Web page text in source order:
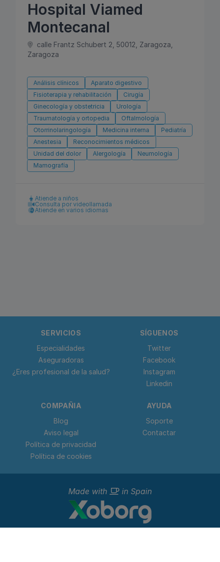
Hospital Viamed
Montecanal
calle Frantz Schubert 2, 50012, Zaragoza,
Zaragoza
Análisis clínicos
Aparato digestivo
Fisioterapia y rehabilitación
Cirugía
Ginecología y obstetricia
Urología
Traumatología y ortopedia
Oftalmología
Otorrinolaringología
Medicina interna
Pediatría
Anestesia
Reconocimientos médicos
Unidad del dolor
Alergología
Neumología
Mamografía
Atiende a niños
Consulta por videollamada
Atiende en varios idiomas
SERVICIOS
Especialidades
Aseguradoras
¿Eres profesional de la salud?
SÍGUENOS
Twitter
Facebook
Instagram
Linkedin
COMPAÑIA
Blog
Aviso legal
Política de privacidad
Política de cookies
AYUDA
Soporte
Contactar
Made with in Spain